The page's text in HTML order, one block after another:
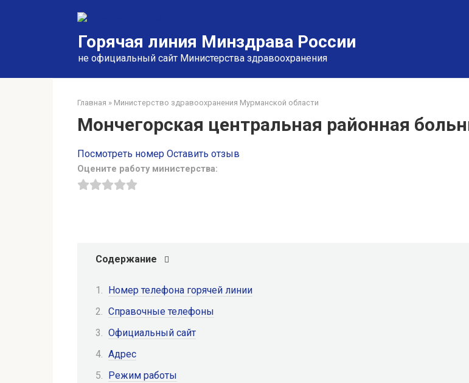
Горячая линия Минздрава России
не официальный сайт Министерства здравоохранения
Главная » Министерство здравоохранения Мурманской области
Мончегорская центральная районная
Посмотреть номер Оставить отзыв
Оцените работу министерства:
Содержание
Номер телефона горячей линии
Справочные телефоны
Официальный сайт
Адрес
Режим работы